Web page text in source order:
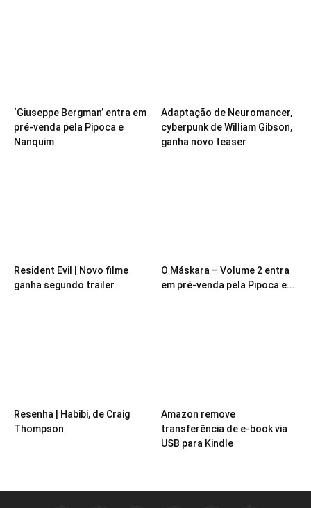
‘Giuseppe Bergman’ entra em
pré-venda pela Pipoca e
Nanquim
Adaptação de Neuromancer,
cyberpunk de William Gibson,
ganha novo teaser
Resident Evil | Novo filme
ganha segundo trailer
O Máskara – Volume 2 entra
em pré-venda pela Pipoca e...
Resenha | Habibi, de Craig
Thompson
Amazon remove
transferência de e-book via
USB para Kindle